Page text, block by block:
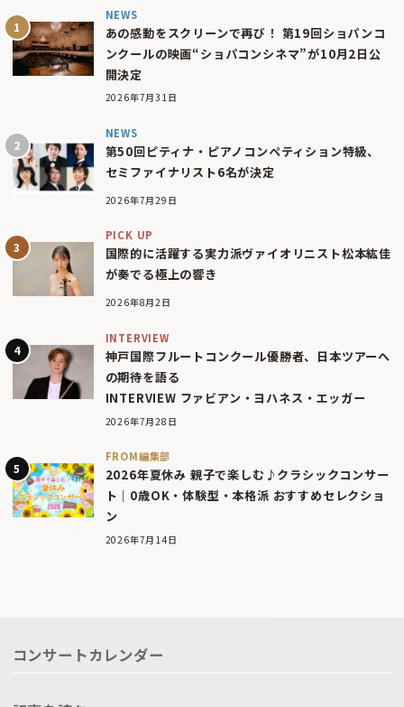
NEWS
あの感動をスクリーンで再び！ 第19回ショパンコ
ンクールの映画“ショパコンシネマ”が10月2日公
開決定
2026年7月31日
NEWS
第50回ピティナ・ピアノコンペティション特級、
セミファイナリスト6名が決定
2026年7月29日
PICK UP
国際的に活躍する実力派ヴァイオリニスト松本紘佳
が奏でる極上の響き
2026年8月2日
INTERVIEW
神戸国際フルートコンクール優勝者、日本ツアーへ
の期待を語る
INTERVIEW ファビアン・ヨハネス・エッガー
2026年7月28日
FROM編集部
2026年夏休み 親子で楽しむ♪クラシックコンサー
ト｜0歳OK・体験型・本格派 おすすめセレクショ
ン
2026年7月14日
コンサートカレンダー